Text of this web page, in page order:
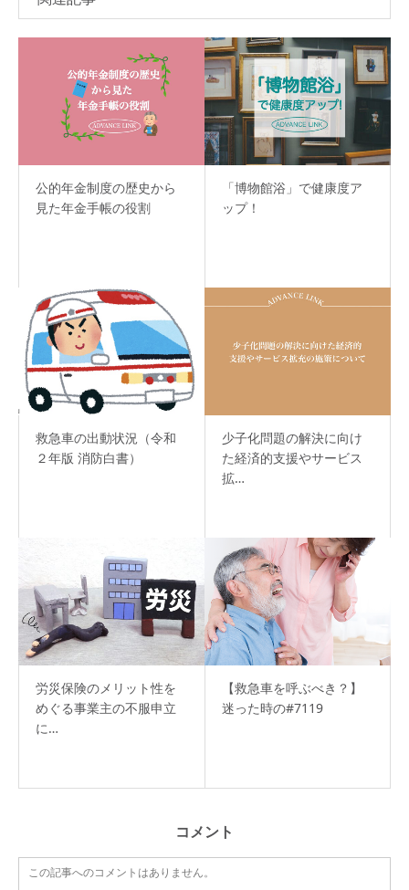
公的年金制度の歴史から
見た年金手帳の役割
「博物館浴」で健康度ア
ップ！
救急車の出動状況（令和
２年版 消防白書）
少子化問題の解決に向け
た経済的支援やサービス
拡…
労災保険のメリット性を
めぐる事業主の不服申立
に…
【救急車を呼ぶべき？】
迷った時の#7119
コメント
この記事へのコメントはありません。